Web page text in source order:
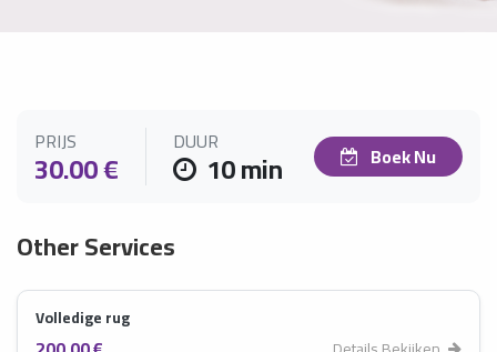
PRIJS
30.00 €
DUUR
10 min Boek Nu
Other Services
Volledige rug